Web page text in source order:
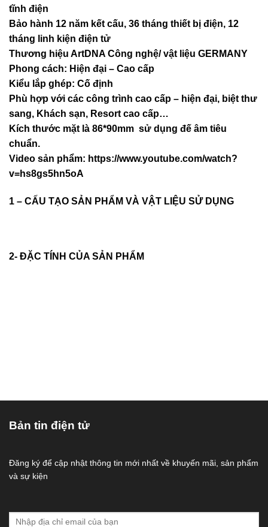
tĩnh điện
Bảo hành 12 năm kết cấu, 36 tháng thiết bị điện, 12
tháng linh kiện điện tử
Thương hiệu ArtDNA Công nghệ/ vật liệu GERMANY
Phong cách: Hiện đại – Cao cấp
Kiểu lắp ghép: Cố định
Phù hợp với các công trình cao cấp – hiện đại, biệt thư
sang, Khách sạn, Resort cao cấp…
Kích thước mặt là 86*90mm sử dụng đế âm tiêu
chuẩn.
Video sản phẩm: https://www.youtube.com/watch?
v=hs8gs5hn5oA
1 – CẤU TẠO SẢN PHẨM VÀ VẬT LIỆU SỬ DỤNG
2- ĐẶC TÍNH CỦA SẢN PHẨM
Bản tin điện tử
Đăng ký để cập nhật thông tin mới nhất về khuyến mãi, sản phẩm
và sự kiện